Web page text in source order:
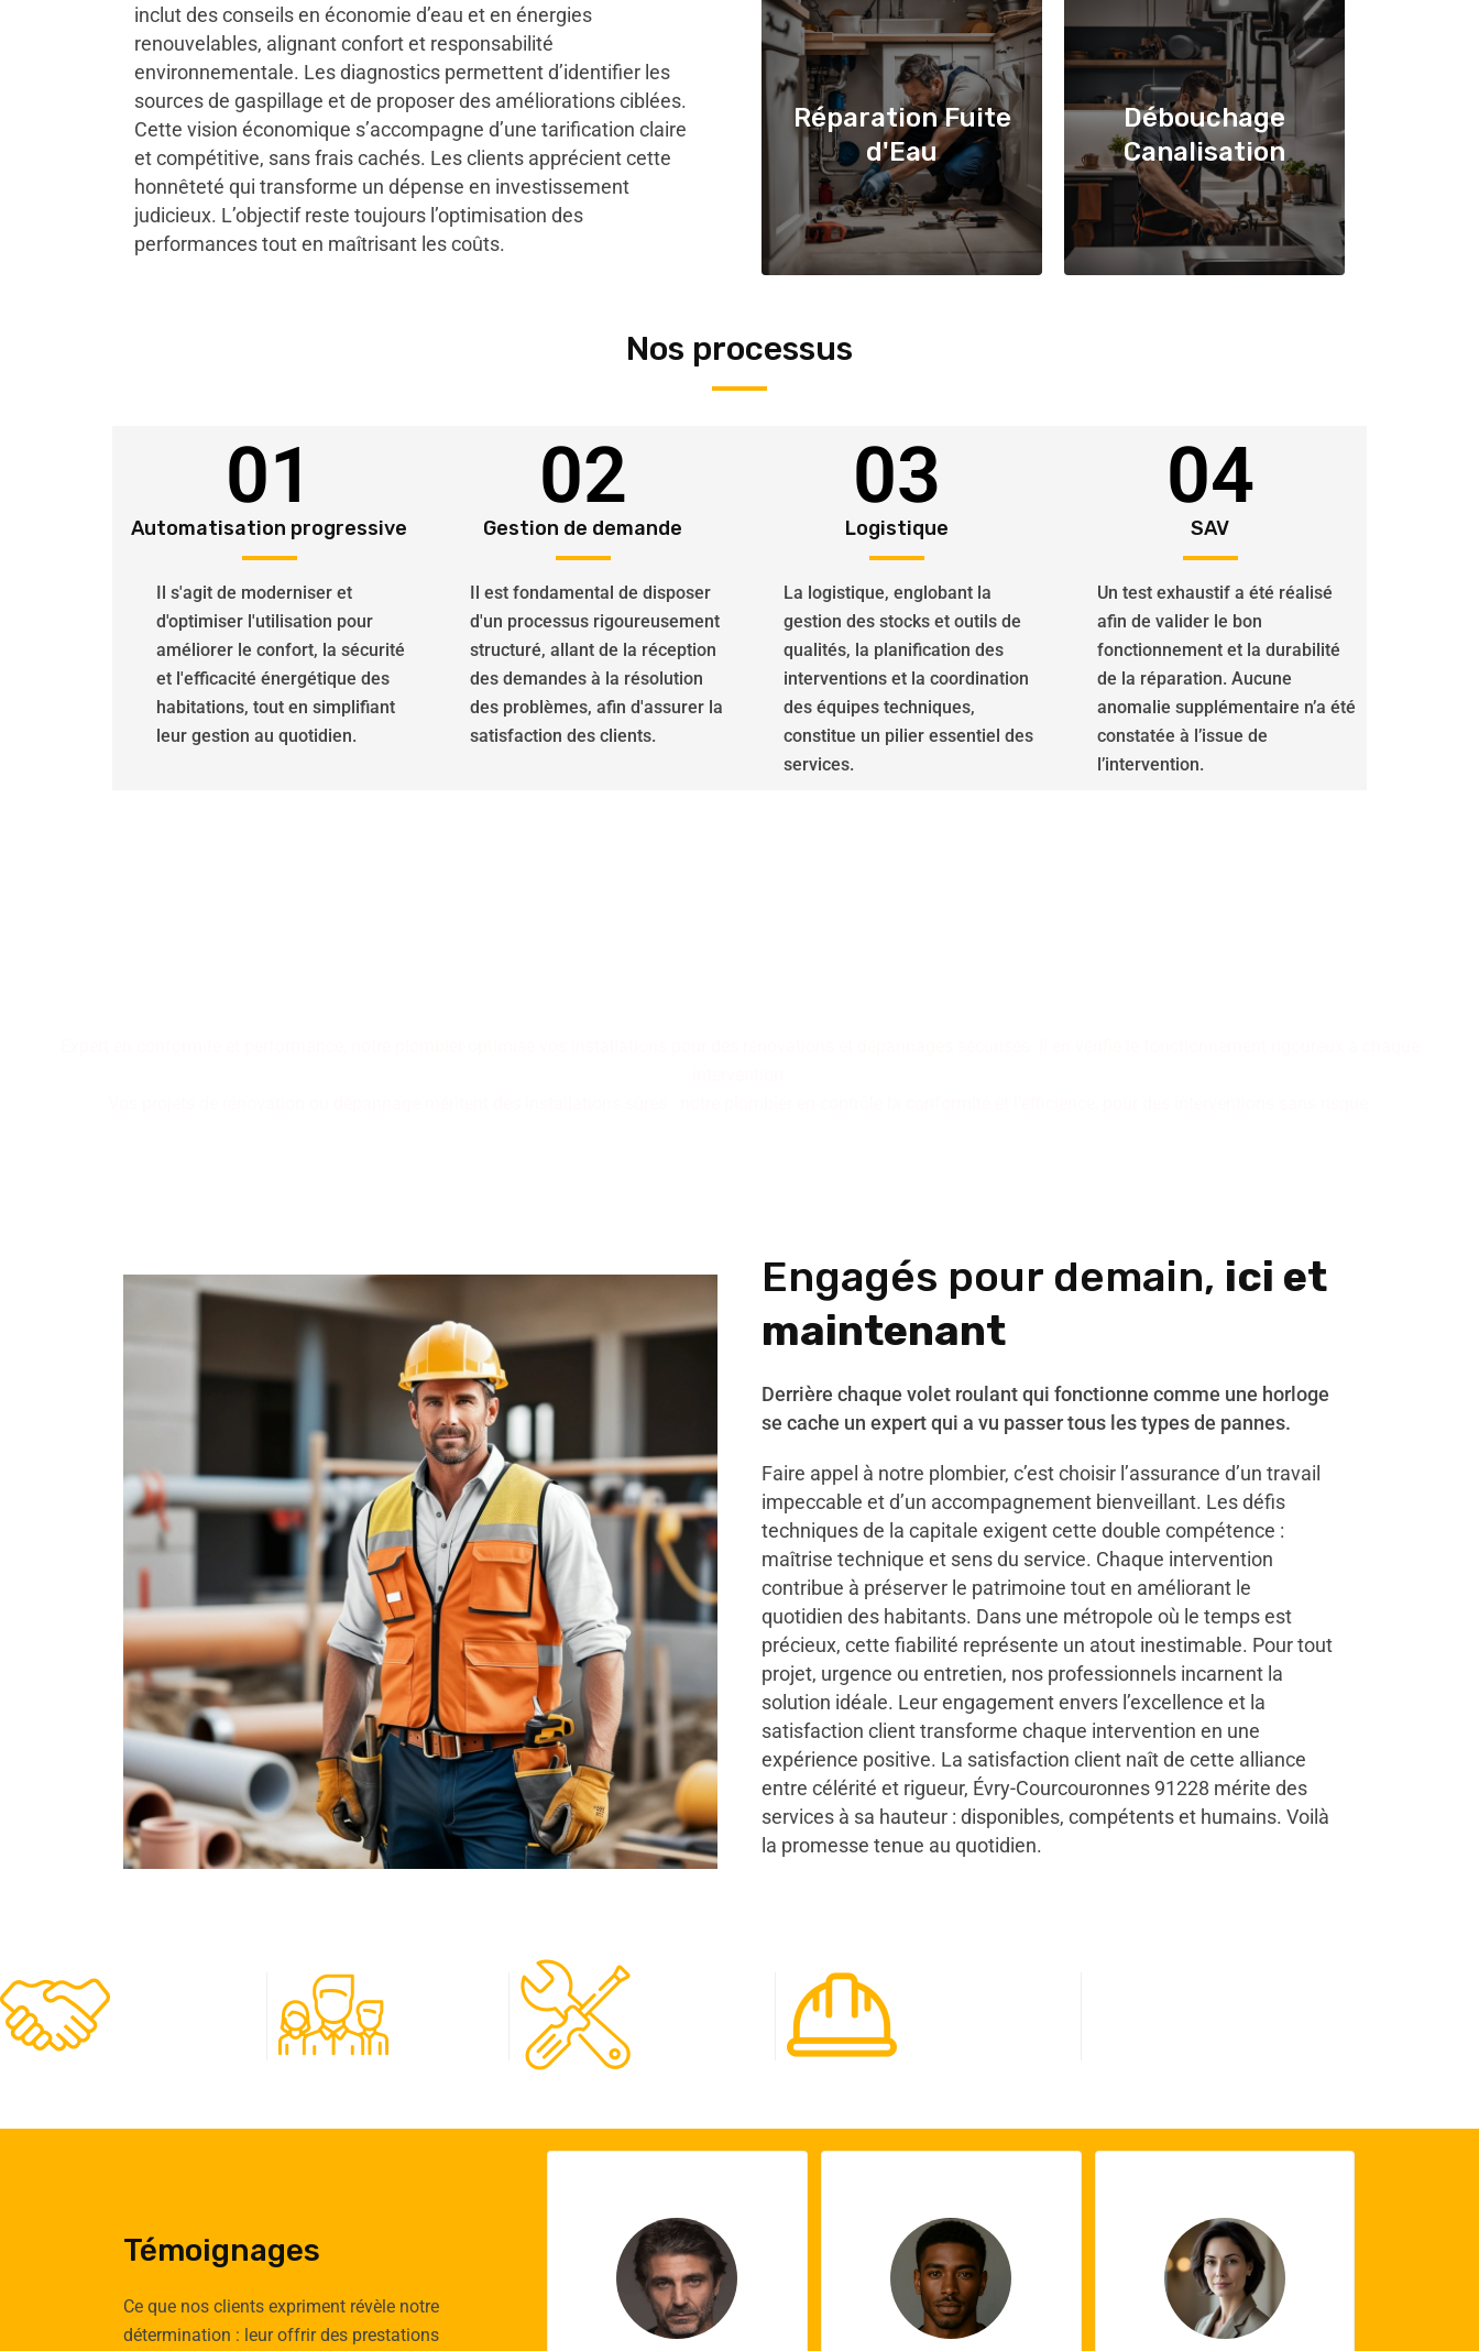
inclut des conseils en économie d’eau et en énergies
renouvelables, alignant confort et responsabilité
environnementale. Les diagnostics permettent d’identifier les
sources de gaspillage et de proposer des améliorations ciblées.
Cette vision économique s’accompagne d’une tarification claire
et compétitive, sans frais cachés. Les clients apprécient cette
honnêteté qui transforme un dépense en investissement
judicieux. L’objectif reste toujours l’optimisation des
performances tout en maîtrisant les coûts.
Réparation Fuite
d'Eau
Débouchage
Canalisation
Nos processus
01
Automatisation progressive
Il s'agit de moderniser et
d'optimiser l'utilisation pour
améliorer le confort, la sécurité
et l'efficacité énergétique des
habitations, tout en simplifiant
leur gestion au quotidien.
02
Gestion de demande
Il est fondamental de disposer
d'un processus rigoureusement
structuré, allant de la réception
des demandes à la résolution
des problèmes, afin d'assurer la
satisfaction des clients.
03
Logistique
La logistique, englobant la
gestion des stocks et outils de
qualités, la planification des
interventions et la coordination
des équipes techniques,
constitue un pilier essentiel des
services.
04
SAV
Un test exhaustif a été réalisé
afin de valider le bon
fonctionnement et la durabilité
de la réparation. Aucune
anomalie supplémentaire n’a été
constatée à l’issue de
l’intervention.
Engagés pour demain, ici et
maintenant
Derrière chaque volet roulant qui fonctionne comme une horloge
se cache un expert qui a vu passer tous les types de pannes.
Faire appel à notre plombier, c’est choisir l’assurance d’un travail
impeccable et d’un accompagnement bienveillant. Les défis
techniques de la capitale exigent cette double compétence :
maîtrise technique et sens du service. Chaque intervention
contribue à préserver le patrimoine tout en améliorant le
quotidien des habitants. Dans une métropole où le temps est
précieux, cette fiabilité représente un atout inestimable. Pour tout
projet, urgence ou entretien, nos professionnels incarnent la
solution idéale. Leur engagement envers l’excellence et la
satisfaction client transforme chaque intervention en une
expérience positive. La satisfaction client naît de cette alliance
entre célérité et rigueur, Évry-Courcouronnes 91228 mérite des
services à sa hauteur : disponibles, compétents et humains. Voilà
la promesse tenue au quotidien.
Témoignages
Ce que nos clients expriment révèle notre
détermination : leur offrir des prestations